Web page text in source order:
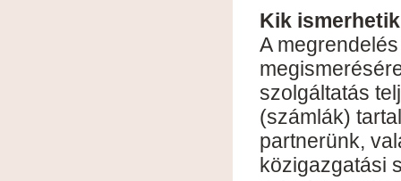
Kik
A
szolgáltatás
(számlák)
partnerünk,
közigazgatási